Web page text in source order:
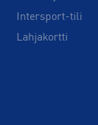
Intersport-tili
Lahjakortti